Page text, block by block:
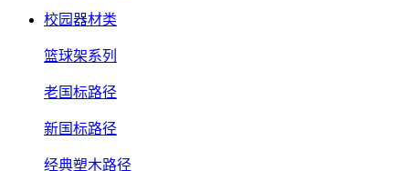
校园器材类
篮球架系列
老国标路径
新国标路径
经典塑木路径